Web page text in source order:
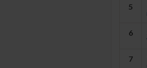
5
6
7